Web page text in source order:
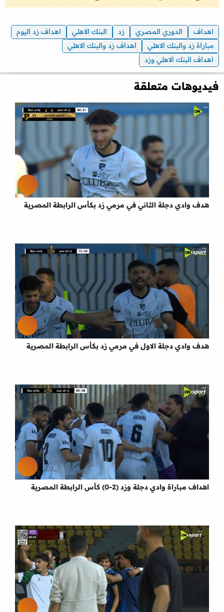
اهداف الدوري المصري زد البنك الاهلي
اهداف زد اليوم
مباراة زد والبنك الاهلي
اهداف زد والبنك الاهلي
اهداف البنك الاهلي وزد
فيديوهات متعلقة
هدف وادي دجلة الثاني في مرمي زد بكأس الرابطة المصرية
هدف وادي دجلة الاول في مرمي زد بكأس الرابطة المصرية
اهداف مباراة وادي دجلة وزد (2-0) كأس الرابطة المصرية